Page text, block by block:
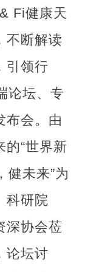
Fi健康天
不断解读
引领行
论坛、专
布会。由
“世界新
健未来”为
科研院
深协会莅
论坛讨